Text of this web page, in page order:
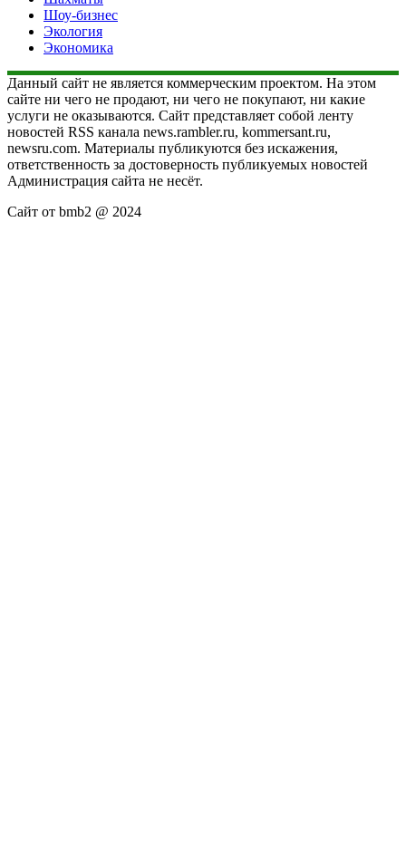
Шоу-бизнес
Экология
Экономика
Данный сайт не является коммерческим проектом. На этом
сайте ни чего не продают, ни чего не покупают, ни какие
услуги не оказываются. Сайт представляет собой ленту
новостей RSS канала news.rambler.ru, kommersant.ru,
newsru.com. Материалы публикуются без искажения,
ответственность за достоверность публикуемых новостей
Администрация сайта не несёт.
Сайт от bmb2 @ 2024